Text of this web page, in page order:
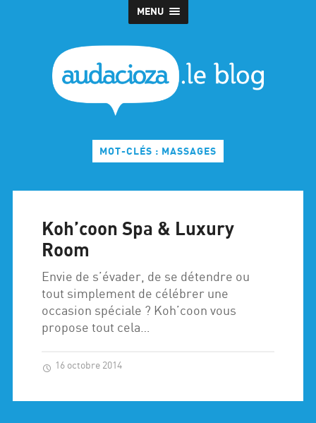
MENU
MOT-CLÉS : MASSAGES
Koh’coon Spa & Luxury
Room
Envie de s’évader, de se détendre ou
tout simplement de célébrer une
occasion spéciale ? Koh’coon vous
propose tout cela…
16 octobre 2014